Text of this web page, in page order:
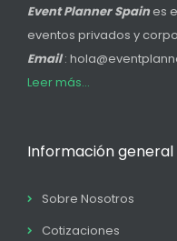
Event Planner Spain es
eventos privados y
Email:
Leer más...
Información general
Sobre Nosotros
Cotizaciones